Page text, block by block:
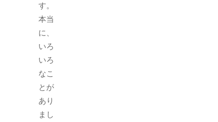
す。
本当
に、
いろ
いろ
なこ
とが
あり
まし